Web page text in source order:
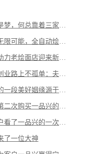
了一位大神